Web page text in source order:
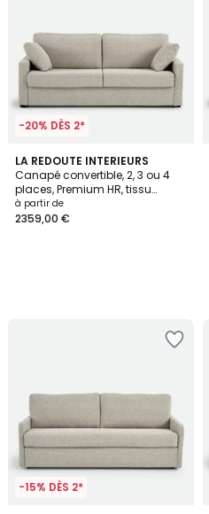
-20% DÈS 2*
LA REDOUTE INTERIEURS
Canapé convertible, 2, 3 ou 4
places, Premium HR, tissu
texturé moucheté, TIMOR
à partir de
2359,00 €
-15% DÈS 2*